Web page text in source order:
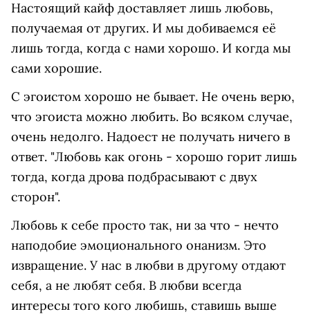
Настоящий кайф доставляет лишь любовь,
получаемая от других. И мы добиваемся её
лишь тогда, когда с нами хорошо. И когда мы
сами хорошие.
С эгоистом хорошо не бывает. Не очень верю,
что эгоиста можно любить. Во всяком случае,
очень недолго. Надоест не получать ничего в
ответ. "Любовь как огонь - хорошо горит лишь
тогда, когда дрова подбрасывают с двух
сторон".
Любовь к себе просто так, ни за что - нечто
наподобие эмоционального онанизм. Это
извращение. У нас в любви в другому отдают
себя, а не любят себя. В любви всегда
интересы того кого любишь, ставишь выше